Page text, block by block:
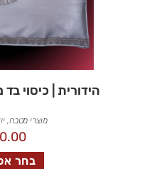
הידורית | כיסוי
מוצרי מטבח,
בחר